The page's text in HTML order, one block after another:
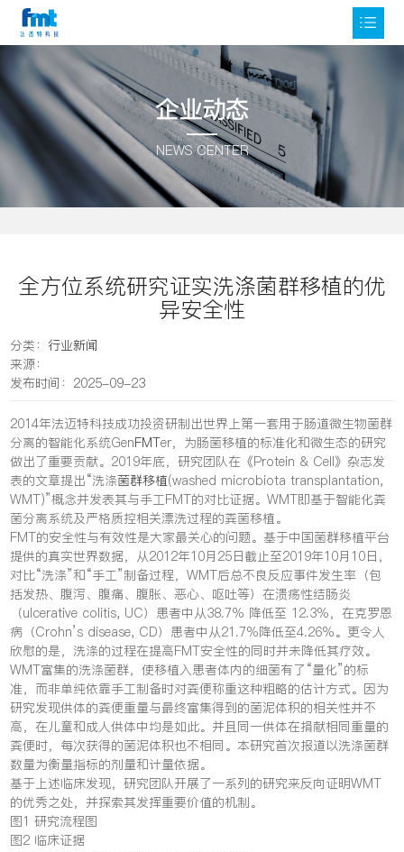
企业动态
NEWS CENTER
全方位系统研究证实洗涤菌群移植的优
异安全性
分类：行业新闻
来源：
发布时间：2025-09-23
2014年法迈特科技成功投资研制出世界上第一套用于肠道微生物菌群
分离的智能化系统GenFMTer，为肠菌移植的标准化和微生态的研究
做出了重要贡献。2019年底，研究团队在《Protein & Cell》杂志发
表的文章提出“洗涤菌群移植(washed microbiota transplantation,
WMT)”概念并发表其与手工FMT的对比证据。WMT即基于智能化粪
菌分离系统及严格质控相关漂洗过程的粪菌移植。
FMT的安全性与有效性是大家最关心的问题。基于中国菌群移植平台
提供的真实世界数据，从2012年10月25日截止至2019年10月10日，
对比“洗涤”和“手工”制备过程，WMT后总不良反应事件发生率（包
括发热、腹泻、腹痛、腹胀、恶心、呕吐等）在溃疡性结肠炎
（ulcerative colitis, UC）患者中从38.7% 降低至 12.3%，在克罗恩
病（Crohn’s disease, CD）患者中从21.7%降低至4.26%。更令人
欣慰的是，洗涤的过程在提高FMT安全性的同时并未降低其疗效。
WMT富集的洗涤菌群，使移植入患者体内的细菌有了“量化”的标
准，而非单纯依靠手工制备时对粪便称重这种粗略的估计方式。因为
研究发现供体的粪便重量与最终富集得到的菌泥体积的相关性并不
高，在儿童和成人供体中均是如此。并且同一供体在捐献相同重量的
粪便时，每次获得的菌泥体积也不相同。本研究首次报道以洗涤菌群
数量为衡量指标的剂量和计量依据。
基于上述临床发现，研究团队开展了一系列的研究来反向证明WMT
的优秀之处，并探索其发挥重要价值的机制。
图1 研究流程图
图2 临床证据